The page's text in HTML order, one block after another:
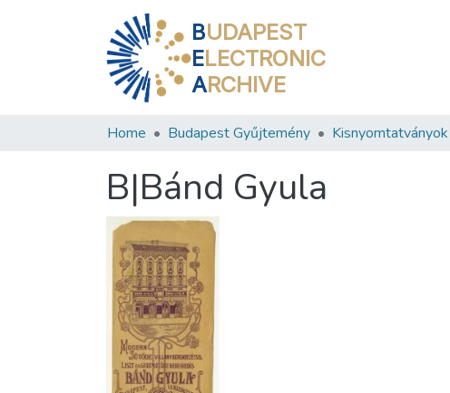
BUDAPEST
ELECTRONIC
ARCHIVE
Home Budapest Gyűjtemény Kisnyomtatványok
B|Bánd Gyula